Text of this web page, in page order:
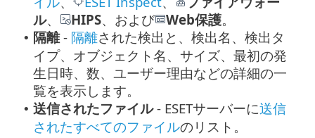
ル、 HIPS、および Web保護。
• 隔離- 隔離された検出と、検出名、検出タ
イプ、オブジェクト名、サイズ、最初の発
生日時、数、ユーザー理由などの詳細の一
覧を表示します。
• 送信されたファイル- ESETサーバーに送信
されたすべてのファイルのリスト。